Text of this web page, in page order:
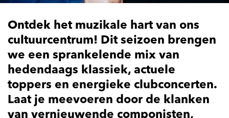
Ontdek het muzikale hart van ons
cultuurcentrum! Dit seizoen brengen
we een sprankelende mix van
hedendaags klassiek, actuele
toppers en energieke clubconcerten.
Laat je meevoeren door de klanken
van vernieuwende componisten,